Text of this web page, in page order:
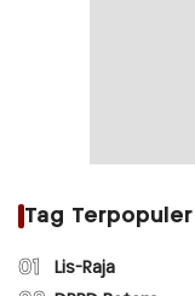
Tag Terpopuler
01 Lis-Raja